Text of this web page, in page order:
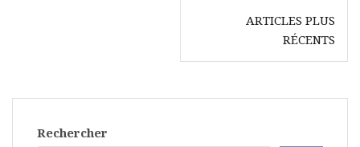
ARTICLES PLUS
RÉCENTS
Rechercher